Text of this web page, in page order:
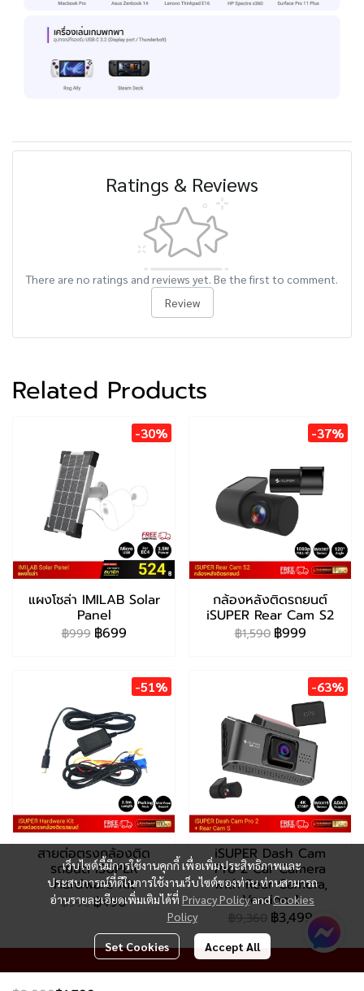
Ratings & Reviews
There are no ratings and reviews yet. Be the first to comment.
Review
Related Products
-30%
แผงโซล่า IMILAB Solar
Panel
฿999 ฿699
-37%
กล้องหลังติดรถยนต์
iSUPER Rear Cam S2
฿1,590 ฿999
-51%
สายต่อตรงกล้องติด
รถยนต์ iSUPER
Hardware Kit
฿990 ฿490
-63%
iSUPER Dash Cam
Pro 2 Car Camera
with Rear Camera,
Version 1
฿9,360 ฿3,499
เว็บไซต์นี้มีการใช้งานคุกกี้ เพื่อเพิ่มประสิทธิภาพและ
ประสบการณ์ที่ดีในการใช้งานเว็บไซต์ของท่าน ท่านสามารถ
อ่านรายละเอียดเพิ่มเติมได้ที่ Privacy PolicyandCookies
Policy
Set Cookies Accept All